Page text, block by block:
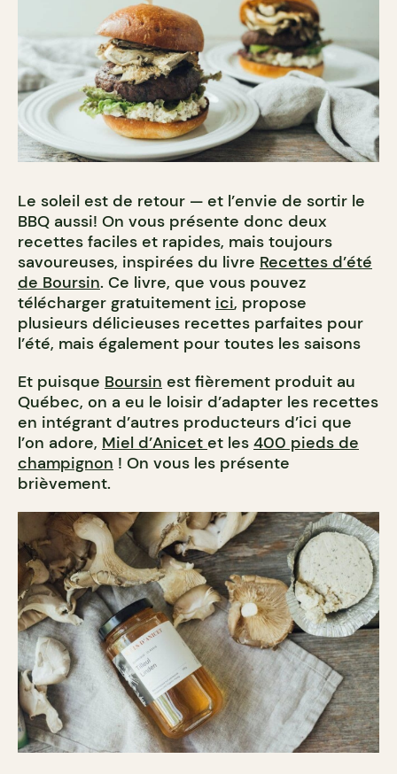
Le soleil est de retour — et l’envie de sortir le
BBQ aussi! On vous présente donc deux
recettes faciles et rapides, mais toujours
savoureuses, inspirées du livre Recettes d’été
de Boursin. Ce livre, que vous pouvez
télécharger gratuitement ici, propose
plusieurs délicieuses recettes parfaites pour
l’été, mais également pour toutes les saisons
Et puisque Boursin est fièrement produit au
Québec, on a eu le loisir d’adapter les recettes
en intégrant d’autres producteurs d’ici que
l’on adore, Miel d’Anicet et les 400 pieds de
champignon ! On vous les présente
brièvement.